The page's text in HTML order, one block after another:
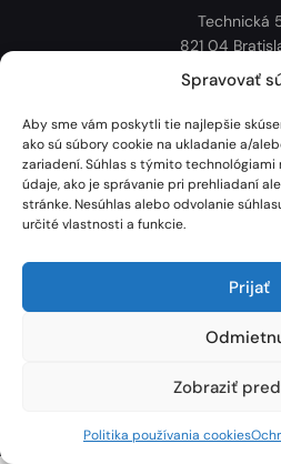
Spravovať
Aby sme vám poskytli tie najlepšie
ako sú súbory cookie na ukladanie a/
zariadení. Súhlas s týmito
údaje, ako je správanie pri prehliadaní
stránke. Nesúhlas alebo odvolanie
určité vlastnosti a funkcie.
Prijať
Zobraziť
Politika používania cookies
Technická
821 04
Slovenská
Politika
Mapa
Lignotesting, a. s. © 2024 | Všetky práva